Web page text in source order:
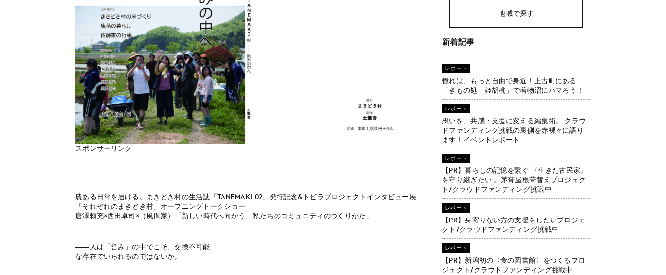
スポンサーリンク
農ある日常を届ける。まきどき村の生活誌「TANEMAKI.02」発行記念&トビラプロジェクトインタビュー展
「それぞれのまきどき村」オープニングトークショー
唐澤頼充×西田卓司×（風間家）「新しい時代へ向かう、私たちのコミュニティのつくりかた」
――人は「営み」の中でこそ、交換不可能
な存在でいられるのではないか。
地域で探す
新着記事
レポート
憧れは、もっと自由で身近！上古町にある
「きもの処 姫胡桃」で着物沼にハマろう！
レポート
想いを、共感・支援に変える編集術。-クラウ
ドファンディング挑戦の裏側を赤裸々に語り
ます！イベントレポート
レポート
【PR】暮らしの記憶を繋ぐ 『生きた古民家』
を守り継ぎたい 。茅葺屋根葺替えプロジェク
ト/クラウドファンディング挑戦中
レポート
【PR】身寄りない方の支援をしたいプロジェ
クト/クラウドファンディング挑戦中
レポート
【PR】新潟初の〈食の図書館〉をつくるプロ
ジェクト/クラウドファンディング挑戦中